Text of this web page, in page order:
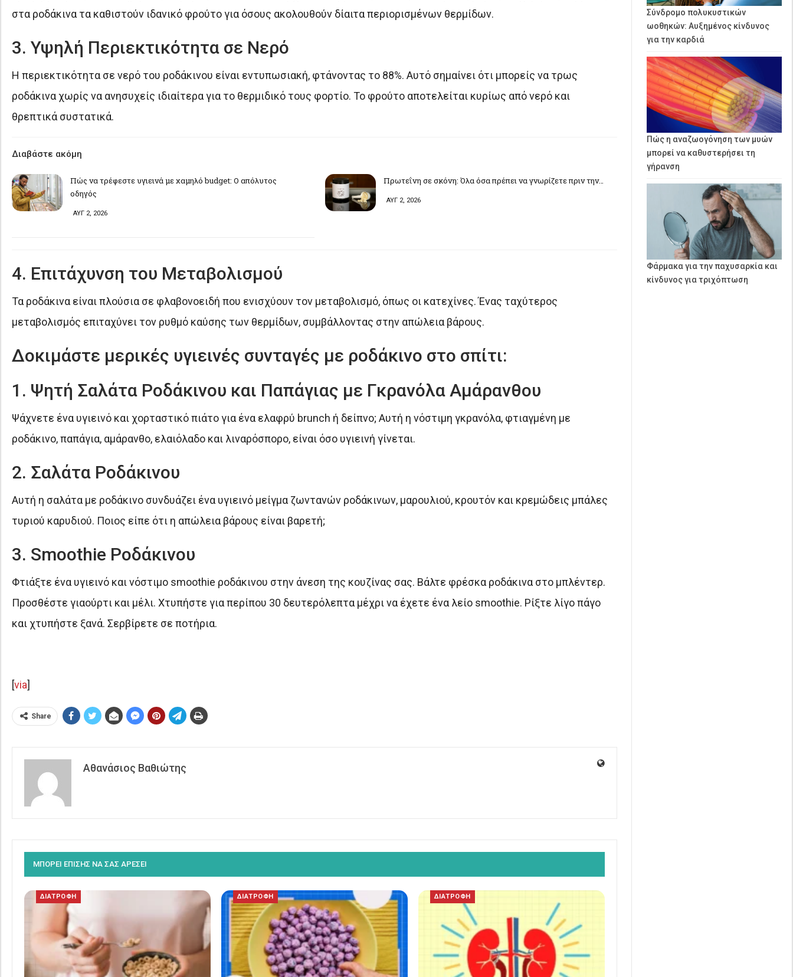
στα ροδάκινα τα καθιστούν ιδανικό φρούτο για όσους ακολουθούν δίαιτα περιορισμένων θερμίδων.
3. Υψηλή Περιεκτικότητα σε Νερό
Η περιεκτικότητα σε νερό του ροδάκινου είναι εντυπωσιακή, φτάνοντας το 88%. Αυτό σημαίνει ότι μπορείς να τρως
ροδάκινα χωρίς να ανησυχείς ιδιαίτερα για το θερμιδικό τους φορτίο. Το φρούτο αποτελείται κυρίως από νερό και
θρεπτικά συστατικά.
Διαβάστε ακόμη
Πώς να τρέφεστε υγιεινά με χαμηλό budget: Ο απόλυτος
οδηγός
ΑΥΓ 2, 2026
Πρωτεΐνη σε σκόνη: Όλα όσα πρέπει να γνωρίζετε πριν την…
ΑΥΓ 2, 2026
4. Επιτάχυνση του Μεταβολισμού
Τα ροδάκινα είναι πλούσια σε φλαβονοειδή που ενισχύουν τον μεταβολισμό, όπως οι κατεχίνες. Ένας ταχύτερος
μεταβολισμός επιταχύνει τον ρυθμό καύσης των θερμίδων, συμβάλλοντας στην απώλεια βάρους.
Δοκιμάστε μερικές υγιεινές συνταγές με ροδάκινο στο σπίτι:
1. Ψητή Σαλάτα Ροδάκινου και Παπάγιας με Γκρανόλα Αμάρανθου
Ψάχνετε ένα υγιεινό και χορταστικό πιάτο για ένα ελαφρύ brunch ή δείπνο; Αυτή η νόστιμη γκρανόλα, φτιαγμένη με
ροδάκινο, παπάγια, αμάρανθο, ελαιόλαδο και λιναρόσπορο, είναι όσο υγιεινή γίνεται.
2. Σαλάτα Ροδάκινου
Αυτή η σαλάτα με ροδάκινο συνδυάζει ένα υγιεινό μείγμα ζωντανών ροδάκινων, μαρουλιού, κρουτόν και κρεμώδεις μπάλες
τυριού καρυδιού. Ποιος είπε ότι η απώλεια βάρους είναι βαρετή;
3. Smoothie Ροδάκινου
Φτιάξτε ένα υγιεινό και νόστιμο smoothie ροδάκινου στην άνεση της κουζίνας σας. Βάλτε φρέσκα ροδάκινα στο μπλέντερ.
Προσθέστε γιαούρτι και μέλι. Χτυπήστε για περίπου 30 δευτερόλεπτα μέχρι να έχετε ένα λείο smoothie. Ρίξτε λίγο πάγο
και χτυπήστε ξανά. Σερβίρετε σε ποτήρια.
[via]
Share
Αθανάσιος Βαθιώτης
ΜΠΟΡΕΙ ΕΠΙΣΗΣ ΝΑ ΣΑΣ ΑΡΕΣΕΙ
ΔΙΑΤΡΟΦΗ ΔΙΑΤΡΟΦΗ ΔΙΑΤΡΟΦΗ
Σύνδρομο πολυκυστικών
ωοθηκών: Αυξημένος κίνδυνος
για την καρδιά
Πώς η αναζωογόνηση των μυών
μπορεί να καθυστερήσει τη
γήρανση
Φάρμακα για την παχυσαρκία και
κίνδυνος για τριχόπτωση